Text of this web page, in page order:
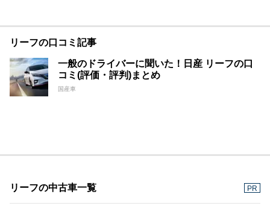
リーフの口コミ記事
一般のドライバーに聞いた！日産 リーフの口
コミ(評価・評判)まとめ
国産車
リーフの中古車一覧 PR